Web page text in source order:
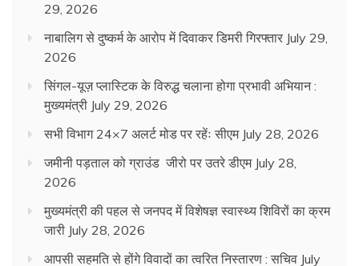
29, 2026
नाबालिग से दुष्कर्म के आरोप में दिवाकर डिमरी गिरफ्तार July 29,
2026
सिंगल-यूज़ प्लास्टिक के विरुद्ध चलाना होगा प्रभावी अभियान :
मुख्यमंत्री July 29, 2026
सभी विभाग 24×7 अलर्ट मोड पर रहेंः सीएम July 28, 2026
जमीनी पड़ताल को ग्राउंड जीरो पर उतरे डीएम July 28,
2026
मुख्यमंत्री की पहल से जनपद में विशेषज्ञ स्वास्थ्य शिविरों का क्रम
जारी July 28, 2026
आपसी सहमति से होंगे विवादों का त्वरित निस्तारण : सचिव July